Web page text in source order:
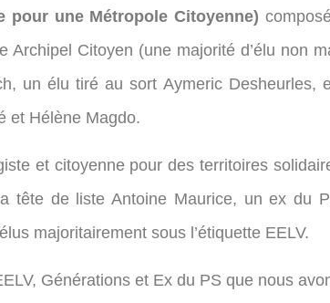
pour une Métropole Citoyenne)
Archipel Citoyen (une majorité d’élu non
un élu tiré au sort Aymeric
et Hélène Magdo.
et citoyenne pour des territoires
tête de liste Antoine Maurice, un ex du
majoritairement sous l’étiquette EELV.
Générations et Ex du PS que nous